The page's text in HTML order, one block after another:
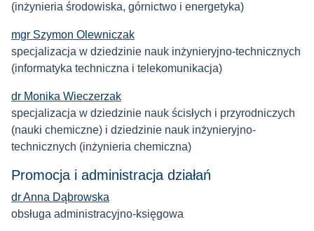
(inżynieria środowiska, górnictwo i energetyka)
mgr Szymon Olewniczak
specjalizacja w dziedzinie nauk inżynieryjno-technicznych
(informatyka techniczna i telekomunikacja)
dr Monika Wieczerzak
specjalizacja w dziedzinie nauk ścisłych i przyrodniczych
(nauki chemiczne) i dziedzinie nauk inżynieryjno-
technicznych (inżynieria chemiczna)
Promocja i administracja działań
dr Anna Dąbrowska
obsługa administracyjno-księgowa